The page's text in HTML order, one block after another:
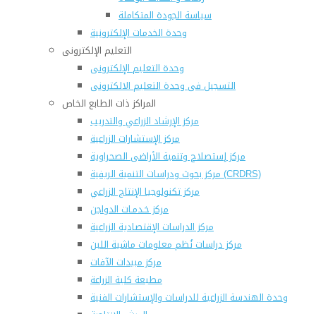
سياسة الجودة المتكاملة
وحدة الخدمات الإلكترونية
التعليم الإلكترونى
وحدة التعليم الإلكترونى
التسجيل فى وحدة التعليم الالكترونى
المراكز ذات الطابع الخاص
مركز الإرشاد الزراعي والتدريب
مركز الإستشارات الزراعية
مركز إستصلاح وتنمية الأراضى الصحراوية
مركز بحوث ودراسات التنمية الريفية (CRDRS)
مركز تكنولوجيا الإنتاج الزراعي
مركز خـدمـات الدواجن
مركز الدراسات الإقتصادية الزراعية
مركز دراسات نُظم معلومات ماشية اللبن
مركز مبيدات الآفات
مطبعة كلية الزراعة
وحدة الهندسة الزراعية للدراسات والإستشارات الفنية